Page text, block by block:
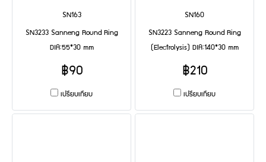
SN163
SN3233 Sanneng Round Ring
DIA:55*30 mm
฿90
เปรียบเทียบ
SN160
SN3223 Sanneng Round Ring
(Electrolysis) DIA:140*30 mm
฿210
เปรียบเทียบ